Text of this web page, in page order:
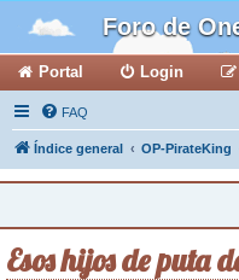
Foro de
Portal Login
FAQ
Índice general OP-PirateKing
Esos hijos de puta